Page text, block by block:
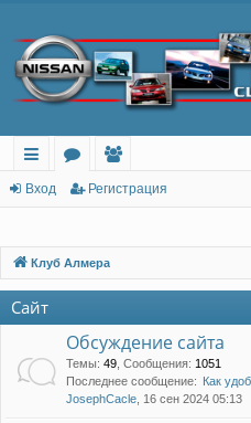
с
лк
и
о
м
ы
ол
ов
ат
ел
и
Вход Регистрация
Клуб Алмера
Сайт
Обсуждение сайта
Темы: 49 Сообщения: 1051
Последнее сообщение: Как
JosephCacle , 16 сен 2024 05:13